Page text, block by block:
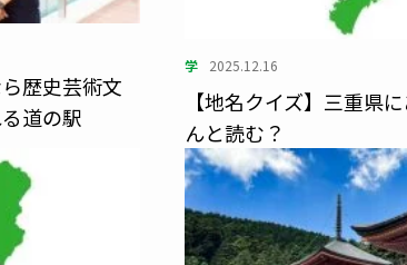
歴史芸術文
道の駅
学 2025.12.16
【地名クイズ】三重県
んと読む？